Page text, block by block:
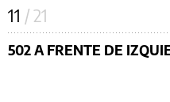
11 / 21
502 A FRENTE DE